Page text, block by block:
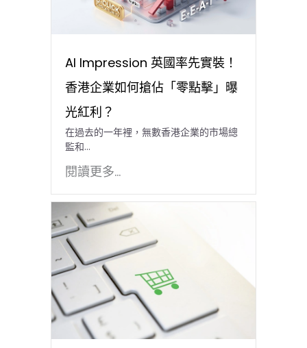
AI Impression 英國率先實裝！
香港企業如何搶佔「零點擊」曝
光紅利？
在過去的一年裡，無數香港企業的市場總
監和…
閱讀更多...